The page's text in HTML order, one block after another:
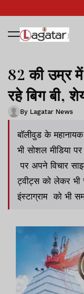
82 की उम्र
रहे बिग बी,
By Lagatar News
बॉलीवुड के
भी सोशल मीडिया
पर अपने विचार
ट्वीट्स को लेकर भी
इंस्टाग्राम को भी